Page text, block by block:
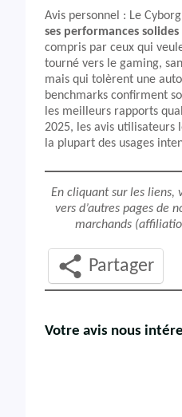
Avis personnel : Le
ses performances
compris par ceux qui
tourné vers le gaming,
mais qui tolèrent une
benchmarks confirment
les meilleurs rapports
2025, les avis utilisateurs
la plupart des usages
En cliquant sur les liens,
vers d’autres pages de
marchands
Partager
Votre avis nous